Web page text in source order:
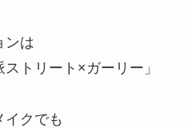
ンは
トリート×ガーリー」
イクでも